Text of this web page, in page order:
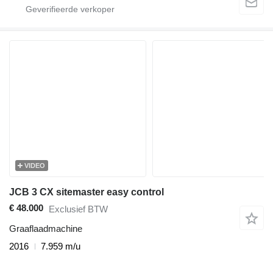
VIDEO
JCB 3 CX sitemaster easy control
€ 48.000 Exclusief BTW
Graaflaadmachine
2016
7.959 m/u